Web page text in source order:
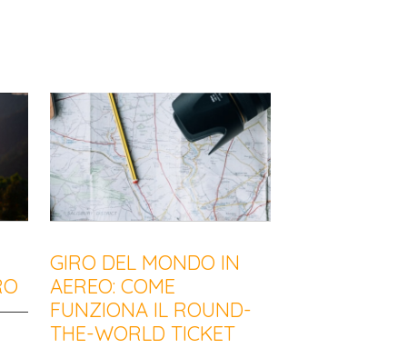
GIRO DEL MONDO IN
AEREO: COME
FUNZIONA IL ROUND-
THE-WORLD TICKET